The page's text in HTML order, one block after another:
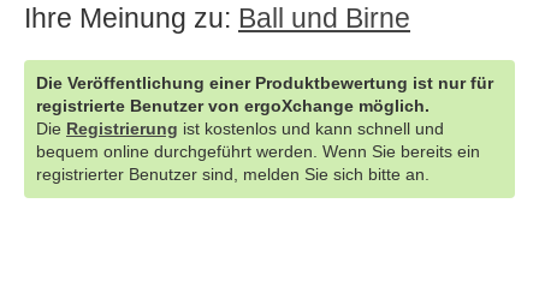
Ihre Meinung zu: Ball und Birne
Die Veröffentlichung einer Produktbewertung ist nur für
registrierte Benutzer von ergoXchange möglich.
Die Registrierung ist kostenlos und kann schnell und
bequem online durchgeführt werden. Wenn Sie bereits ein
registrierter Benutzer sind, melden Sie sich bitte an.